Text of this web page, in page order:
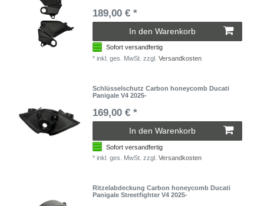
189,00 € *
In den Warenkorb
Sofort versandfertig
*inkl. ges. MwSt. zzgl.Versandkosten
Schlüsselschutz Carbon honeycomb Ducati
Panigale V4 2025-
169,00 € *
In den Warenkorb
Sofort versandfertig
*inkl. ges. MwSt. zzgl.Versandkosten
Ritzelabdeckung Carbon honeycomb Ducati
Panigale Streetfighter V4 2025-